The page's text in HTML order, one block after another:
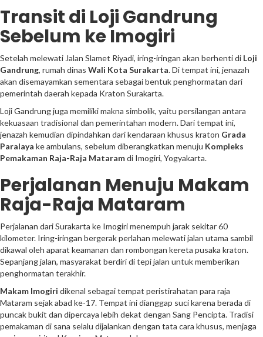
Transit di Loji Gandrung
Sebelum ke Imogiri
Setelah melewati Jalan Slamet Riyadi, iring-iringan akan berhenti di Loji
Gandrung, rumah dinas Wali Kota Surakarta. Di tempat ini, jenazah
akan disemayamkan sementara sebagai bentuk penghormatan dari
pemerintah daerah kepada Kraton Surakarta.
Loji Gandrung juga memiliki makna simbolik, yaitu persilangan antara
kekuasaan tradisional dan pemerintahan modern. Dari tempat ini,
jenazah kemudian dipindahkan dari kendaraan khusus kraton Grada
Paralaya ke ambulans, sebelum diberangkatkan menuju Kompleks
Pemakaman Raja-Raja Mataramdi Imogiri, Yogyakarta.
Perjalanan Menuju Makam
Raja-Raja Mataram
Perjalanan dari Surakarta ke Imogiri menempuh jarak sekitar 60
kilometer. Iring-iringan bergerak perlahan melewati jalan utama sambil
dikawal oleh aparat keamanan dan rombongan kereta pusaka kraton.
Sepanjang jalan, masyarakat berdiri di tepi jalan untuk memberikan
penghormatan terakhir.
Makam Imogiri dikenal sebagai tempat peristirahatan para raja
Mataram sejak abad ke-17. Tempat ini dianggap suci karena berada di
puncak bukit dan dipercaya lebih dekat dengan Sang Pencipta. Tradisi
pemakaman di sana selalu dijalankan dengan tata cara khusus, menjaga